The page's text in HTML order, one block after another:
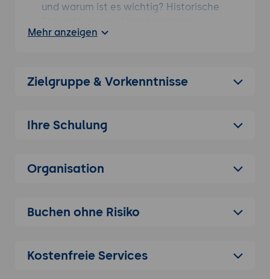
und warum ist es wichtig? Historische
Anwendungsbereiche: Typische
Grundlegende Konzepte und Installation
Foundation-Komponenten und das Grid-
Methoden zur Einbindung von Foundation
Projekts und grundlegende Konfiguration.
Einführung in das Grid-System: Aufbau und
Mehr anzeigen
Zielgruppe & Vorkenntnisse
Ihre Schulung
Organisation
Buchen ohne Risiko
Kostenfreie Services